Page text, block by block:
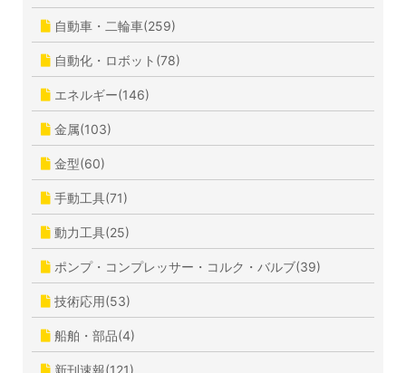
自動車・二輪車(259)
自動化・ロボット(78)
エネルギー(146)
金属(103)
金型(60)
手動工具(71)
動力工具(25)
ポンプ・コンプレッサー・コルク・バルブ(39)
技術応用(53)
船舶・部品(4)
新刊速報(121)